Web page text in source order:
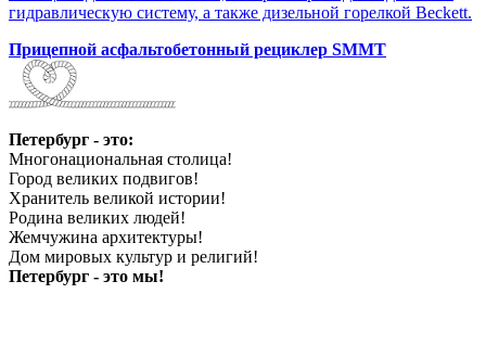
гидравлическую систему, а также дизельной горелкой Beckett.
Прицепной асфальтобетонный рециклер SMMT
Петербург - это:
Многонациональная столица!
Город великих подвигов!
Хранитель великой истории!
Родина великих людей!
Жемчужина архитектуры!
Дом мировых культур и религий!
Петербург - это мы!